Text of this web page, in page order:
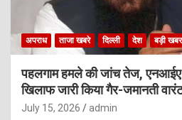
अपराध ताजा खबरे दिल्ली देश बड़ी खबर
पहलगाम हमले की जांच तेज,
खिलाफ जारी किया गैर-जमानती
July 15, 2026 admin